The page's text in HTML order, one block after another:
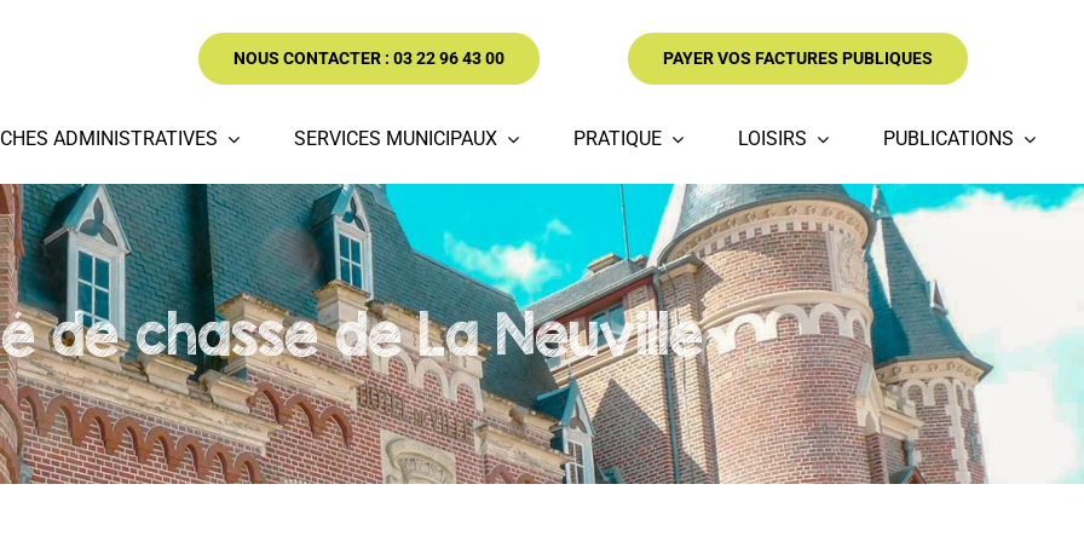
NOUS CONTACTER : 03 22 96 43 00 PAYER VOS FACTURES PUBLIQUES
ADMINISTRATIVES SERVICES MUNICIPAUX PRATIQUE LOISIRS PUBLICATIONS
de chasse de La Neuville